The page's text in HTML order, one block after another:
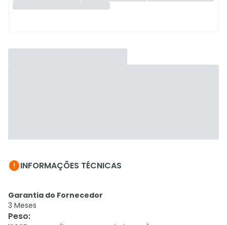
INFORMAÇÕES TÉCNICAS
Garantia do Fornecedor
3 Meses
Peso: